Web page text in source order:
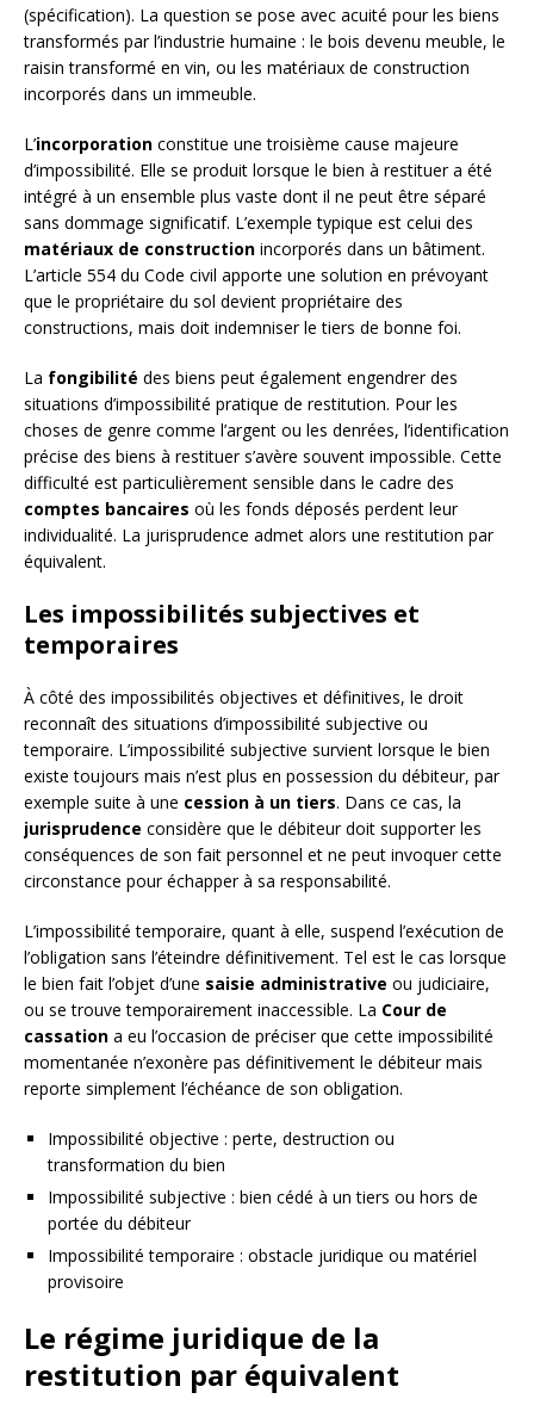
(spécification). La question se pose avec acuité pour les biens
transformés par l’industrie humaine : le bois devenu meuble, le
raisin transformé en vin, ou les matériaux de construction
incorporés dans un immeuble.
L’incorporation constitue une troisième cause majeure
d’impossibilité. Elle se produit lorsque le bien à restituer a été
intégré à un ensemble plus vaste dont il ne peut être séparé
sans dommage significatif. L’exemple typique est celui des
matériaux de construction incorporés dans un bâtiment.
L’article 554 du Code civil apporte une solution en prévoyant
que le propriétaire du sol devient propriétaire des
constructions, mais doit indemniser le tiers de bonne foi.
La fongibilité des biens peut également engendrer des
situations d’impossibilité pratique de restitution. Pour les
choses de genre comme l’argent ou les denrées, l’identification
précise des biens à restituer s’avère souvent impossible. Cette
difficulté est particulièrement sensible dans le cadre des
comptes bancaires où les fonds déposés perdent leur
individualité. La jurisprudence admet alors une restitution par
équivalent.
Les impossibilités subjectives et
temporaires
À côté des impossibilités objectives et définitives, le droit
reconnaît des situations d’impossibilité subjective ou
temporaire. L’impossibilité subjective survient lorsque le bien
existe toujours mais n’est plus en possession du débiteur, par
exemple suite à une cession à un tiers. Dans ce cas, la
jurisprudence considère que le débiteur doit supporter les
conséquences de son fait personnel et ne peut invoquer cette
circonstance pour échapper à sa responsabilité.
L’impossibilité temporaire, quant à elle, suspend l’exécution de
l’obligation sans l’éteindre définitivement. Tel est le cas lorsque
le bien fait l’objet d’une saisie administrative ou judiciaire,
ou se trouve temporairement inaccessible. La Cour de
cassation a eu l’occasion de préciser que cette impossibilité
momentanée n’exonère pas définitivement le débiteur mais
reporte simplement l’échéance de son obligation.
Impossibilité objective : perte, destruction ou
transformation du bien
Impossibilité subjective : bien cédé à un tiers ou hors de
portée du débiteur
Impossibilité temporaire : obstacle juridique ou matériel
provisoire
Le régime juridique de la
restitution par équivalent